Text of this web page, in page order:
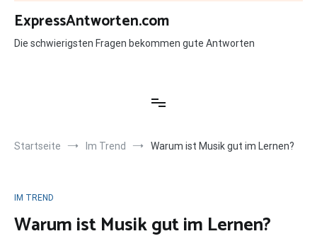
Zum
Inhalt
springen
ExpressAntworten.com
Die schwierigsten Fragen bekommen gute Antworten
Startseite Im Trend Warum ist Musik gut im Lernen?
IM TREND
Warum ist Musik gut im Lernen?